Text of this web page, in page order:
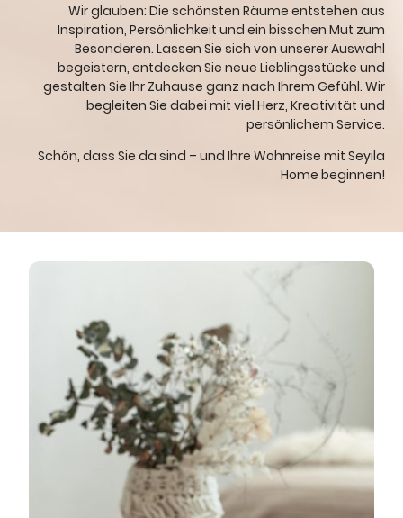
Wir glauben: Die schönsten Räume entstehen aus
Inspiration, Persönlichkeit und ein bisschen Mut zum
Besonderen. Lassen Sie sich von unserer Auswahl
begeistern, entdecken Sie neue Lieblingsstücke und
gestalten Sie Ihr Zuhause ganz nach Ihrem Gefühl. Wir
begleiten Sie dabei mit viel Herz, Kreativität und
persönlichem Service.
Schön, dass Sie da sind – und Ihre Wohnreise mit Seyila
Home beginnen!